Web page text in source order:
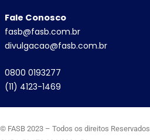
Fale Conosco
fasb@fasb.com.br
divulgacao@fasb.com.br
0800 0193277
(11) 4123-1469
© FASB 2023 – Todos os direitos Reservados